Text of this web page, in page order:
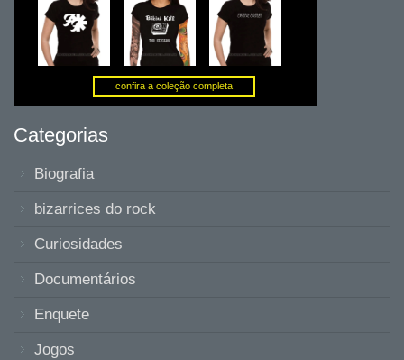
Categorias
Biografia
bizarrices do rock
Curiosidades
Documentários
Enquete
Jogos